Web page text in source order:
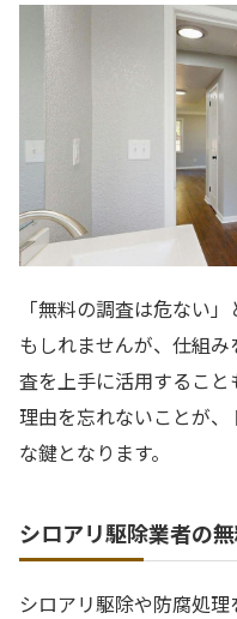
「無料の調査は危ない
もしれませんが、仕組
査を上手に活用するこ
理由を忘れないことが
な鍵となります。
シロアリ駆除業者の
シロアリ駆除や防腐処